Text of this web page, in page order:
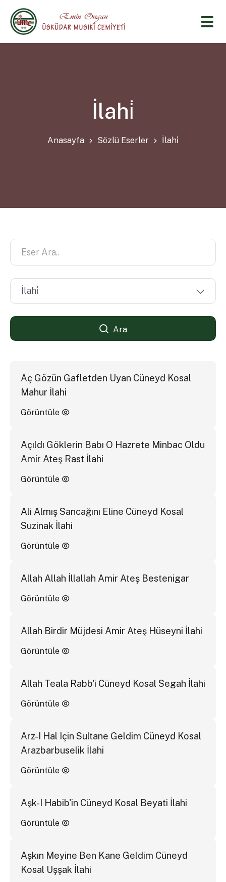
İlahi̇
Anasayfa Sözlü Eserler İlahi̇
Ara
Aç Gözün Gafletden Uyan Cüneyd Kosal
Mahur İlahi
Görüntüle
Açıldı Göklerin Babı O Hazrete Minbac Oldu
Amir Ateş Rast İlahi
Görüntüle
Ali Almış Sancağını Eline Cüneyd Kosal
Suzinak İlahi
Görüntüle
Allah Allah İllallah Amir Ateş Bestenigar
Görüntüle
Allah Birdir Müjdesi Amir Ateş Hüseyni İlahi
Görüntüle
Allah Teala Rabb'i Cüneyd Kosal Segah İlahi
Görüntüle
Arz-I Hal Için Sultane Geldim Cüneyd Kosal
Arazbarbuselik İlahi
Görüntüle
Aşk-I Habib'in Cüneyd Kosal Beyati İlahi
Görüntüle
Aşkın Meyine Ben Kane Geldim Cüneyd
Kosal Uşşak İlahi